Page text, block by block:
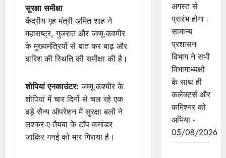
सुरक्षा समीक्षा
केंद्रीय गृह मंत्री अमित शाह ने
महाराष्ट्र, गुजरात और जम्मू-कश्मीर
के मुख्यमंत्रियों से बात कर बाढ़ और
बारिश की स्थिति की समीक्षा की है।
शोपियां एनकाउंटर:जम्मू-कश्मीर के
शोपियां में चार दिनों से चल रहे एक
बड़े सैन्य ऑपरेशन में सुरक्षा बलों ने
लश्कर-ए-तैयबा के टॉप कमांडर
जाकिर गनई को मार गिराया है।
अगस्त से
प्रारंभ होगा।
सामान्य
प्रशासन
विभाग ने सभी
विभागाध्यक्षों
के साथ ही
कलेक्टर्स और
कमिश्नर को
अभिया -
05/08/2026